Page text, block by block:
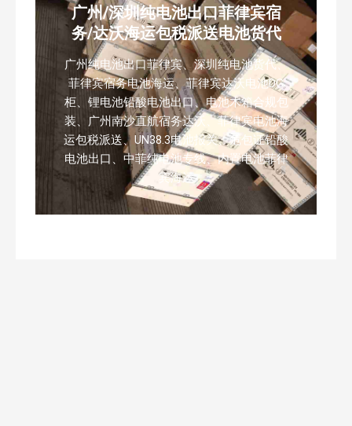
广州/深圳纯电池出口菲律宾宿
务/达沃海运包税派送电池货代
广州纯电池出口菲律宾、深圳纯电池货代、
菲律宾宿务电池海运、菲律宾达沃电池DG
柜、锂电池铅酸电池出口、电池木箱合规包
装、广州南沙直航宿务达沃、菲律宾电池海
运包税派送、UN38.3电池报关、危包证铅酸
电池出口、中菲纯电池专线、内置电池菲律
宾海运